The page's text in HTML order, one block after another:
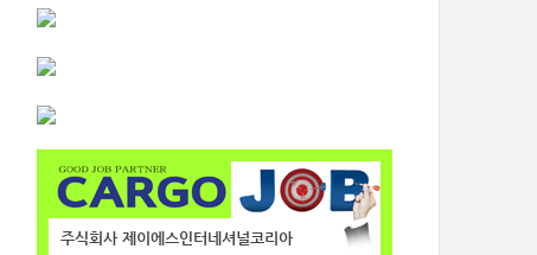
주식회사 제이에스인터네셔널코리아